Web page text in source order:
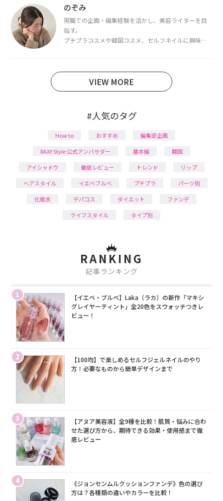
断・骨格診断によるイメージコンサルティングも行っ
のぞみ
現職での企画・編集経験を活かし、美容ライターを目
指す。
プチプラコスメや韓国コスメ、セルフネイルに興味が
日本化粧品検定1級保有。
VIEW MORE
#人気のタグ
How to おすすめ
編集部企画
RAXY Style 公式アンバサダー
基本編
韓国
アイシャドウ
徹底レビュー トレンド
リップ
ヘアスタイル
イエベブルベ プチプラ
パーツ別
化粧水
デパコス ダイエット
ファンデ
ライフスタイル
タイプ別
RANKING
記事ランキング
1
【イエベ・ブルベ】Laka（ラカ）の新作「マキシ
グレイヤーティント」全20色をスウォッチつきレ
ビュー！
2
【100均】で楽しめるセルフジェルネイルのやり
方！必要なものから簡単デザインまで
3
【アヌア美容液】全9種を比較！肌質・悩みに合わ
せた選び方から、期待できる効果・使用感まで徹
底レビュー
4
《ジョンセンムルクッションファンデ》色の選び
方は？各種類の違いやカラーを比較！